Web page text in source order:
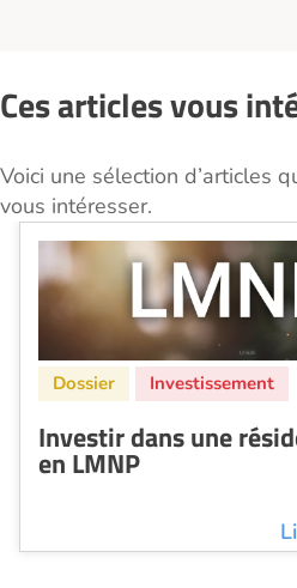
Ces articles vous
Voici une sélection d’articles
vous intéresser.
Investir dans une
en LMNP